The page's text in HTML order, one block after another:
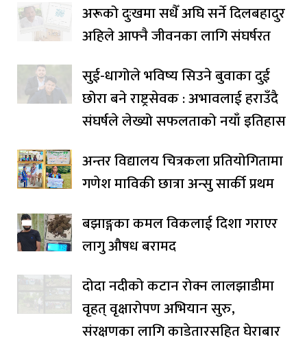
अरूको दुःखमा सधैँ अघि सर्ने दिलबहादुर
अहिले आफ्नै जीवनका लागि संघर्षरत
सुई-धागोले भविष्य सिउने बुवाका दुई
छोरा बने राष्ट्रसेवक : अभावलाई हराउँदै
संघर्षले लेख्यो सफलताको नयाँ इतिहास
अन्तर विद्यालय चित्रकला प्रतियोगितामा
गणेश माविकी छात्रा अन्सु सार्की प्रथम
बझाङ्गका कमल विकलाई दिशा गराएर
लागु औषध बरामद
दोदा नदीको कटान रोक्न लालझाडीमा
वृहत् वृक्षारोपण अभियान सुरु,
संरक्षणका लागि काडेतारसहित घेराबार